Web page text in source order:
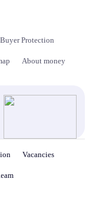
Buyer Protection
About money
Vacancies